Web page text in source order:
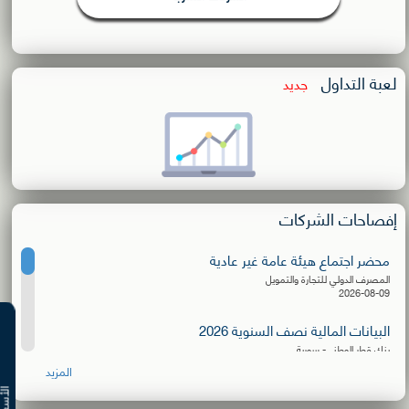
لعبة التداول جديد
إفصاحات الشركات
محضر اجتماع هيئة عامة غير عادية
المصرف الدولي للتجارة والتمويل
2026-08-09
البيانات المالية نصف السنوية 2026
بنك قطر الوطني- سورية
إعلان توزيع كسور الأسهم المجانية
المزيد